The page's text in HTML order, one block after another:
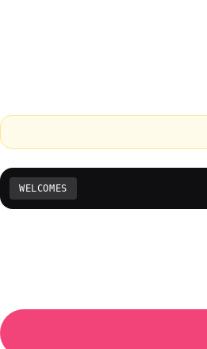
WELCOMES